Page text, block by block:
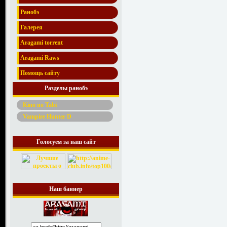
Ранобэ
Галерея
Aragami torrent
Aragami Raws
Помощь сайту
Разделы ранобэ
Kino no Tabi
Vampire Hunter D
Голосуем за наш сайт
Наш баннер